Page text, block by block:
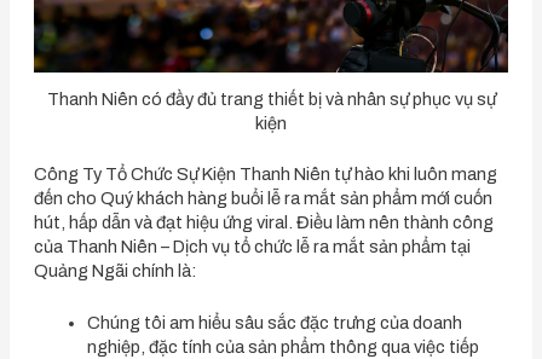
Thanh Niên có đầy đủ trang thiết bị và nhân sự phục vụ sự
kiện
Công Ty Tổ Chức Sự Kiện Thanh Niên tự hào khi luôn mang
đến cho Quý khách hàng buổi lễ ra mắt sản phẩm mới cuốn
hút, hấp dẫn và đạt hiệu ứng viral. Điều làm nên thành công
của Thanh Niên – Dịch vụ tổ chức lễ ra mắt sản phẩm tại
Quảng Ngãi chính là:
Chúng tôi am hiểu sâu sắc đặc trưng của doanh
nghiệp, đặc tính của sản phẩm thông qua việc tiếp